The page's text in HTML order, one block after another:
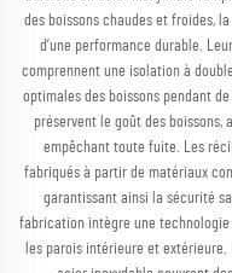
des boissons chaudes et froides,
d’une performance durable.
comprennent une isolation à
optimales des boissons pendant
préservent le goût des boissons,
empêchant toute fuite. Les
fabriqués à partir de matériaux
garantissant ainsi la sécurité
fabrication intègre une technologie
les parois intérieure et